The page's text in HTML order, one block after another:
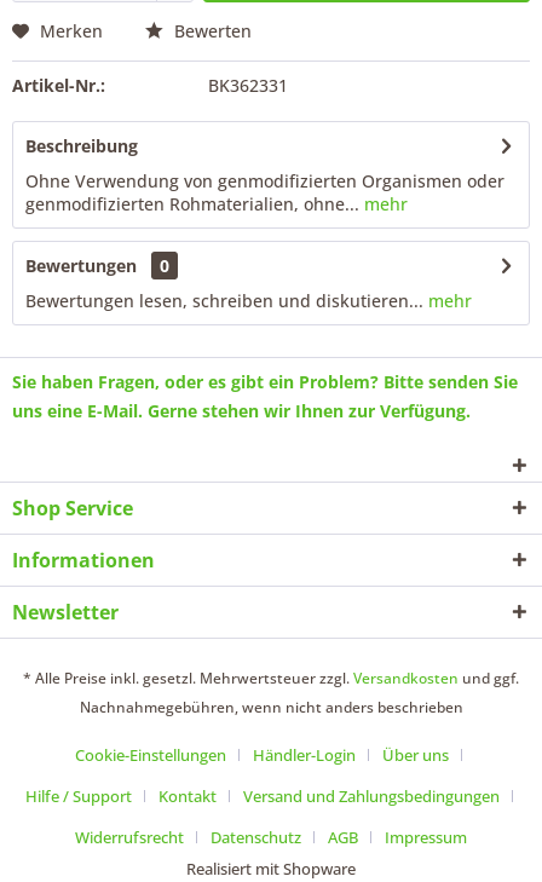
Merken Bewerten
Artikel-Nr.: BK362331
Beschreibung
Ohne Verwendung von genmodifizierten Organismen oder
genmodifizierten Rohmaterialien, ohne... mehr
Bewertungen
0
Bewertungen lesen, schreiben und diskutieren... mehr
Sie haben Fragen, oder es gibt ein Problem? Bitte senden Sie
uns eine E-Mail. Gerne stehen wir Ihnen zur Verfügung.
Shop Service
Informationen
Newsletter
* Alle Preise inkl. gesetzl. Mehrwertsteuer zzgl.Versandkosten und ggf.
Nachnahmegebühren, wenn nicht anders beschrieben
Cookie-Einstellungen Händler-Login
Über uns
Hilfe / Support
Kontakt
Versand und Zahlungsbedingungen
Widerrufsrecht
Datenschutz AGB
Impressum
Realisiert mit Shopware